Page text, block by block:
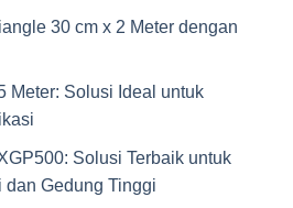
30 cm x 2 Meter dengan
Meter: Solusi Ideal untuk
Solusi Terbaik untuk
dan Gedung Tinggi